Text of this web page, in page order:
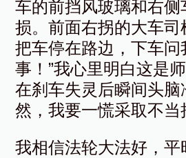
车的前挡风玻璃和右
损。前面右拐的大车
把车停在路边，下车问
事！”我心里明白这是
在刹车失灵后瞬间头
然，我要一慌采取不
我相信法轮大法好，平